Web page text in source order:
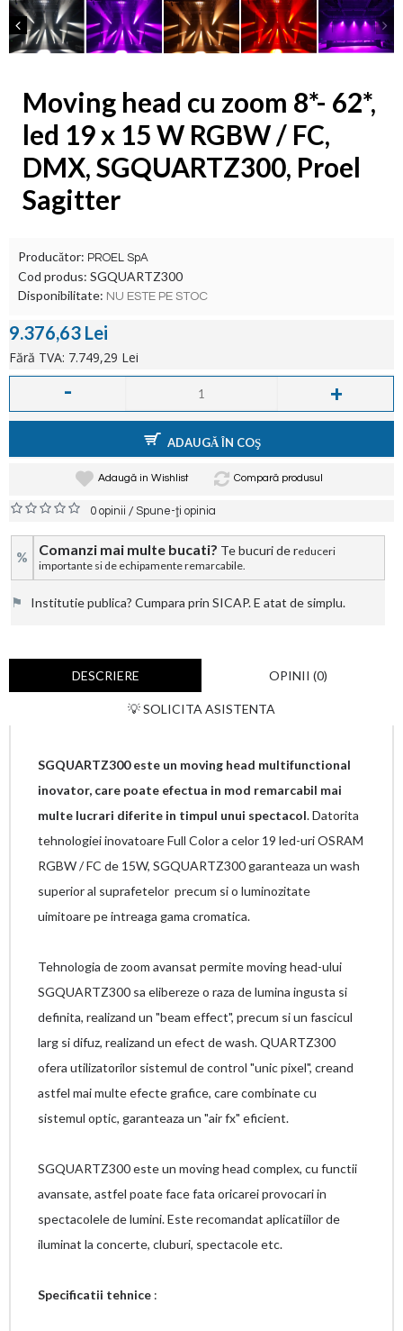
Moving head cu zoom 8*- 62*,
led 19 x 15 W RGBW / FC,
DMX, SGQUARTZ300, Proel
Sagitter
Producător: PROEL SpA
Cod produs: SGQUARTZ300
Disponibilitate: NU ESTE PE STOC
9.376,63 Lei
Fără TVA: 7.749,29 Lei
- +
ADAUGĂ ÎN COŞ
Adaugă in Wishlist Compară produsul
0 opinii /Spune-ţi opinia
% Comanzi mai multe bucati? Te bucuri de reduceri
importante si de echipamente remarcabile.
⚑ Institutie publica? Cumpara prin SICAP. E atat de simplu.
DESCRIERE OPINII (0)
💡 SOLICITA ASISTENTA
SGQUARTZ300 este un moving head multifunctional
inovator, care poate efectua in mod remarcabil mai
multe lucrari diferite in timpul unui spectacol. Datorita
tehnologiei inovatoare Full Color a celor 19 led-uri OSRAM
RGBW / FC de 15W, SGQUARTZ300 garanteaza un wash
superior al suprafetelor precum si o luminozitate
uimitoare pe intreaga gama cromatica.
Tehnologia de zoom avansat permite moving head-ului
SGQUARTZ300 sa elibereze o raza de lumina ingusta si
definita, realizand un "beam effect", precum si un fascicul
larg si difuz, realizand un efect de wash. QUARTZ300
ofera utilizatorilor sistemul de control "unic pixel", creand
astfel mai multe efecte grafice, care combinate cu
sistemul optic, garanteaza un "air fx" eficient.
SGQUARTZ300 este un moving head complex, cu functii
avansate, astfel poate face fata oricarei provocari in
spectacolele de lumini. Este recomandat aplicatiilor de
iluminat la concerte, cluburi, spectacole etc.
Specificatii tehnice :